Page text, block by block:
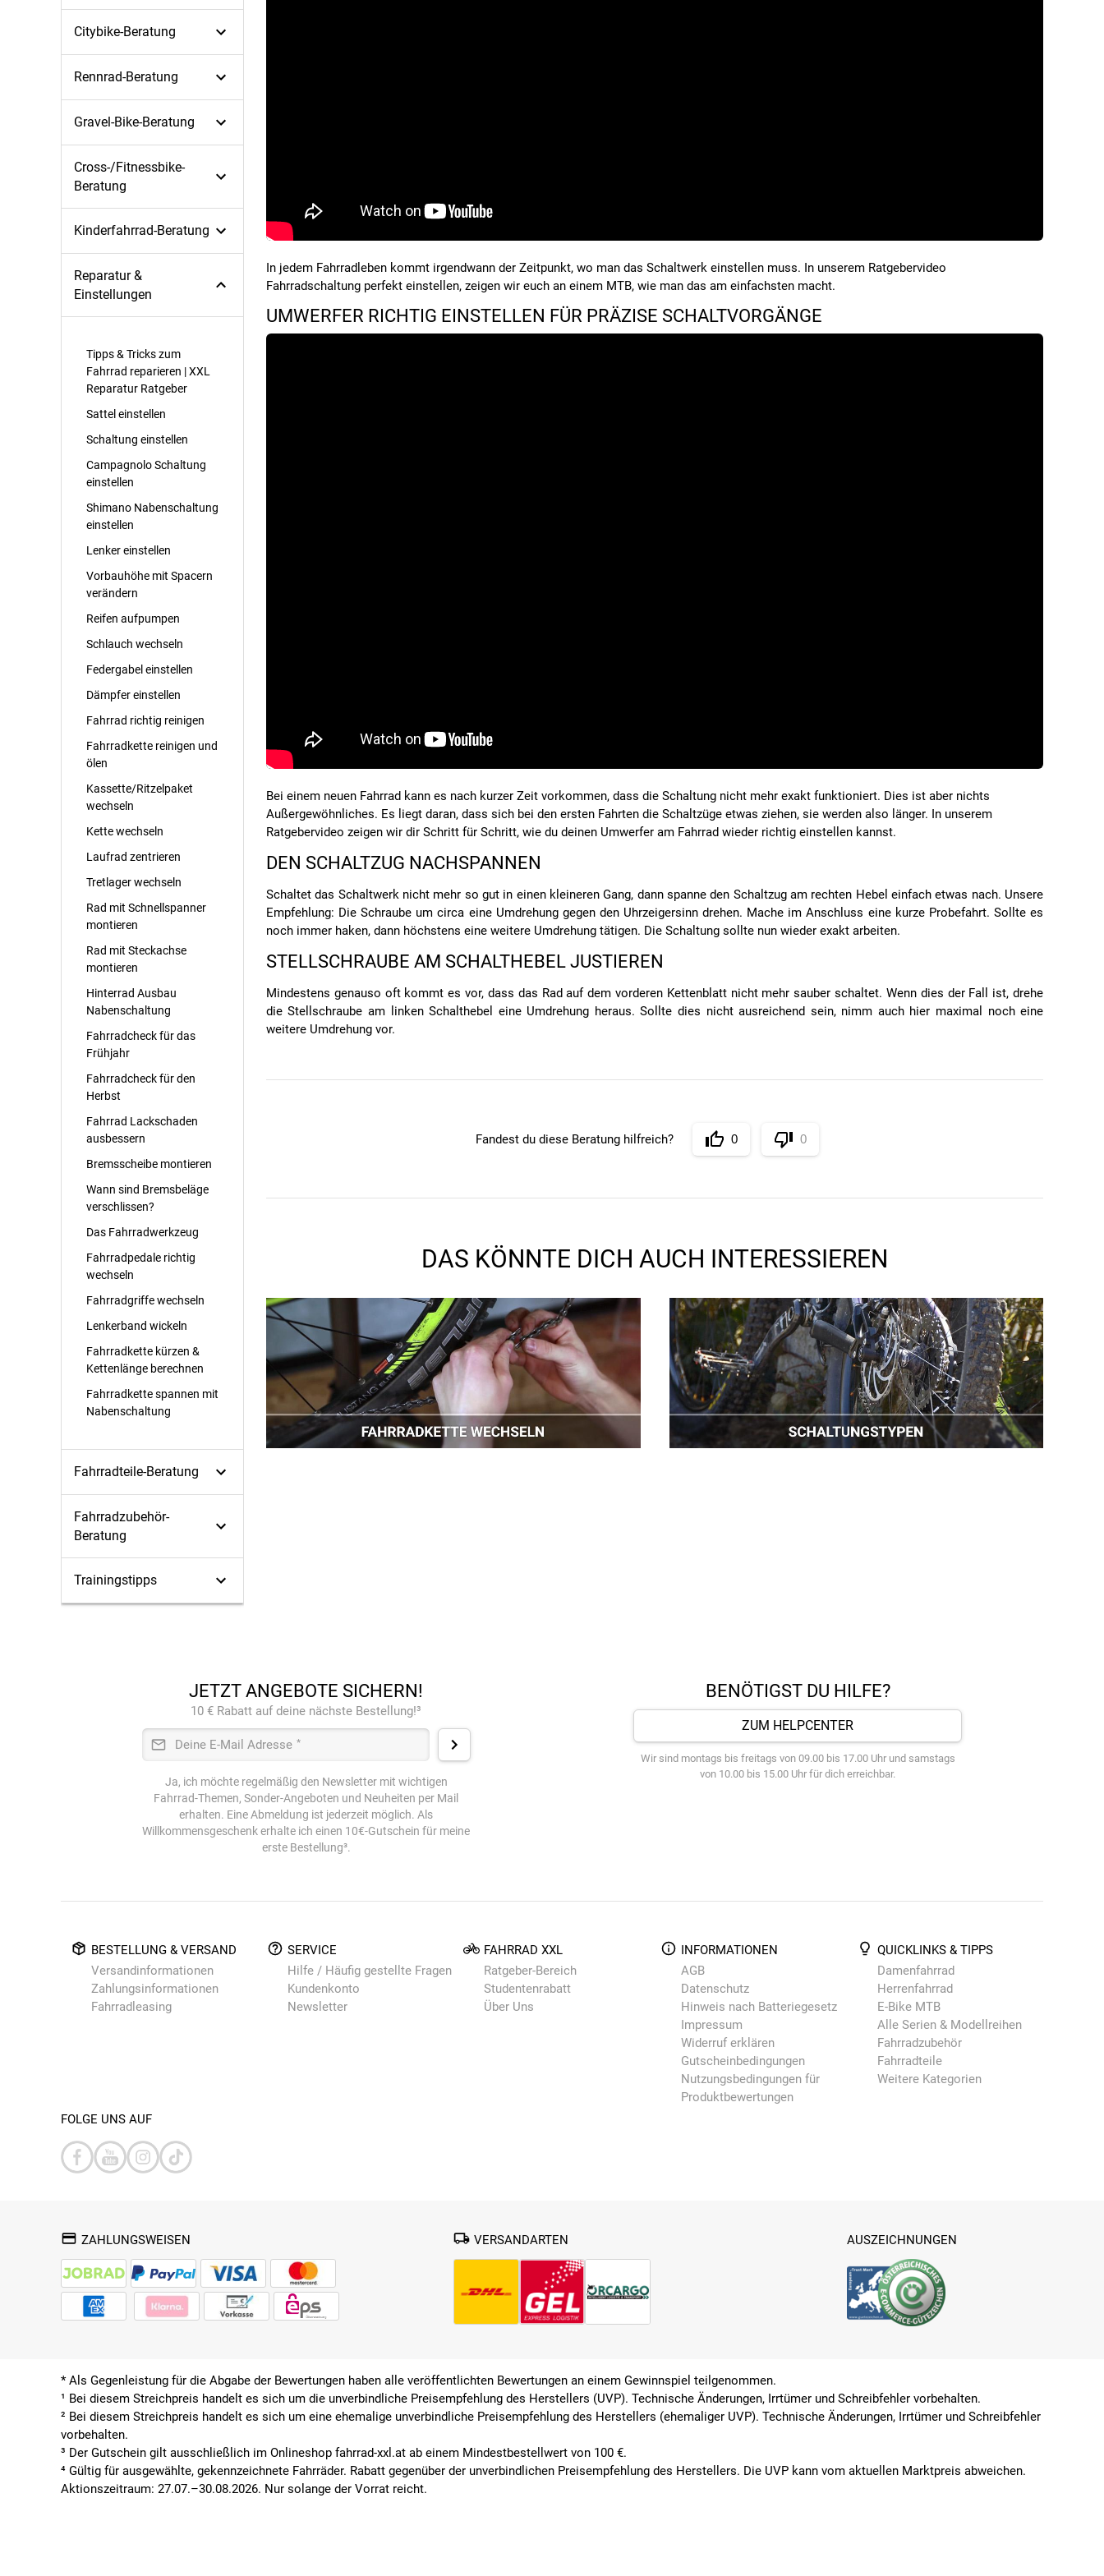
Citybike-Beratung
Rennrad-Beratung
Gravel-Bike-Beratung
Cross-/Fitnessbike-
Beratung
Kinderfahrrad-Beratung
Reparatur &
Einstellungen
Tipps & Tricks zum
Fahrrad reparieren | XXL
Reparatur Ratgeber
Sattel einstellen
Schaltung einstellen
Campagnolo Schaltung
einstellen
Shimano Nabenschaltung
einstellen
Lenker einstellen
Vorbauhöhe mit Spacern
verändern
Reifen aufpumpen
Schlauch wechseln
Federgabel einstellen
Dämpfer einstellen
Fahrrad richtig reinigen
Fahrradkette reinigen und
ölen
Kassette/Ritzelpaket
wechseln
Kette wechseln
Laufrad zentrieren
Tretlager wechseln
Rad mit Schnellspanner
montieren
Rad mit Steckachse
montieren
Hinterrad Ausbau
Nabenschaltung
Fahrradcheck für das
Frühjahr
Fahrradcheck für den
Herbst
Fahrrad Lackschaden
ausbessern
Bremsscheibe montieren
Wann sind Bremsbeläge
verschlissen?
Das Fahrradwerkzeug
Fahrradpedale richtig
wechseln
Fahrradgriffe wechseln
Lenkerband wickeln
Fahrradkette kürzen &
Kettenlänge berechnen
Fahrradkette spannen mit
Nabenschaltung
Fahrradteile-Beratung
Fahrradzubehör-
Beratung
Trainingstipps
In jedem Fahrradleben kommt irgendwann der Zeitpunkt, wo man das Schaltwerk einstellen muss. In unserem Ratgebervideo
Fahrradschaltung perfekt einstellen, zeigen wir euch an einem MTB, wie man das am einfachsten macht.
UMWERFER RICHTIG EINSTELLEN FÜR PRÄZISE SCHALTVORGÄNGE
Bei einem neuen Fahrrad kann es nach kurzer Zeit vorkommen, dass die Schaltung nicht mehr exakt funktioniert. Dies ist aber nichts
Außergewöhnliches. Es liegt daran, dass sich bei den ersten Fahrten die Schaltzüge etwas ziehen, sie werden also länger. In unserem
Ratgebervideo zeigen wir dir Schritt für Schritt, wie du deinen Umwerfer am Fahrrad wieder richtig einstellen kannst.
DEN SCHALTZUG NACHSPANNEN
Schaltet das Schaltwerk nicht mehr so gut in einen kleineren Gang, dann spanne den Schaltzug am rechten Hebel einfach etwas nach. Unsere
Empfehlung: Die Schraube um circa eine Umdrehung gegen den Uhrzeigersinn drehen. Mache im Anschluss eine kurze Probefahrt. Sollte es
noch immer haken, dann höchstens eine weitere Umdrehung tätigen. Die Schaltung sollte nun wieder exakt arbeiten.
STELLSCHRAUBE AM SCHALTHEBEL JUSTIEREN
Mindestens genauso oft kommt es vor, dass das Rad auf dem vorderen Kettenblatt nicht mehr sauber schaltet. Wenn dies der Fall ist, drehe
die Stellschraube am linken Schalthebel eine Umdrehung heraus. Sollte dies nicht ausreichend sein, nimm auch hier maximal noch eine
weitere Umdrehung vor.
Fandest du diese Beratung hilfreich? 0 0
DAS KÖNNTE DICH AUCH INTERESSIEREN
JETZT ANGEBOTE SICHERN!
10 € Rabatt auf deine nächste Bestellung!³
Deine E-Mail Adresse *
Ja, ich möchte regelmäßig den Newsletter mit wichtigen
Fahrrad-Themen, Sonder-Angeboten und Neuheiten per Mail
erhalten. Eine Abmeldung ist jederzeit möglich. Als
Willkommensgeschenk erhalte ich einen 10€-Gutschein für meine
erste Bestellung³.
BENÖTIGST DU HILFE?
ZUM HELPCENTER
Wir sind montags bis freitags von 09.00 bis 17.00 Uhr und samstags
von 10.00 bis 15.00 Uhr für dich erreichbar.
BESTELLUNG & VERSAND
Versandinformationen
Zahlungsinformationen
Fahrradleasing
SERVICE
Hilfe / Häufig gestellte Fragen
Kundenkonto
Newsletter
FAHRRAD XXL
Ratgeber-Bereich
Studentenrabatt
Über Uns
INFORMATIONEN
AGB
Datenschutz
Hinweis nach Batteriegesetz
Impressum
Widerruf erklären
Gutscheinbedingungen
Nutzungsbedingungen für
Produktbewertungen
QUICKLINKS & TIPPS
Damenfahrrad
Herrenfahrrad
E-Bike MTB
Alle Serien & Modellreihen
Fahrradzubehör
Fahrradteile
Weitere Kategorien
ZAHLUNGSWEISEN VERSANDARTEN AUSZEICHNUNGEN
FOLGE UNS AUF
* Als Gegenleistung für die Abgabe der Bewertungen haben alle veröffentlichten Bewertungen an einem Gewinnspiel teilgenommen.
¹ Bei diesem Streichpreis handelt es sich um die unverbindliche Preisempfehlung des Herstellers (UVP). Technische Änderungen, Irrtümer und Schreibfehler vorbehalten.
² Bei diesem Streichpreis handelt es sich um eine ehemalige unverbindliche Preisempfehlung des Herstellers (ehemaliger UVP). Technische Änderungen, Irrtümer und Schreibfehler
vorbehalten.
³ Der Gutschein gilt ausschließlich im Onlineshop fahrrad-xxl.at ab einem Mindestbestellwert von 100 €.
⁴ Gültig für ausgewählte, gekennzeichnete Fahrräder. Rabatt gegenüber der unverbindlichen Preisempfehlung des Herstellers. Die UVP kann vom aktuellen Marktpreis abweichen.
Aktionszeitraum: 27.07.–30.08.2026. Nur solange der Vorrat reicht.